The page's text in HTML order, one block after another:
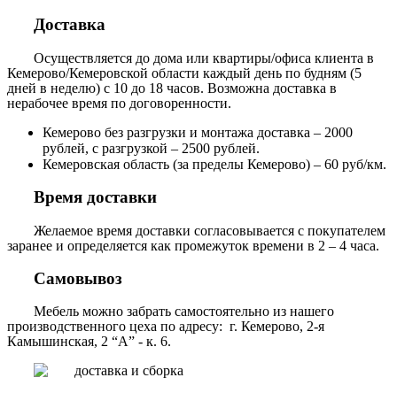
Доставка
Осуществляется до дома или квартиры/офиса клиента в
Кемерово/Кемеровской области каждый день по будням (5
дней в неделю) с 10 до 18 часов. Возможна доставка в
нерабочее время по договоренности.
Кемерово без разгрузки и монтажа доставка – 2000
рублей, с разгрузкой – 2500 рублей.
Кемеровская область (за пределы Кемерово) – 60 руб/км.
Время доставки
Желаемое время доставки согласовывается с покупателем
заранее и определяется как промежуток времени в 2 – 4 часа.
Самовывоз
Мебель можно забрать самостоятельно из нашего
производственного цеха по адресу: г. Кемерово, 2-я
Камышинская, 2 “А” - к. 6.